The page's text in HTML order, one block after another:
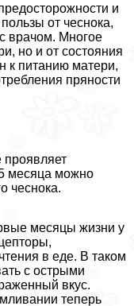
и
от чеснока,
врачом. Многое
но и от состояния
к питанию матери,
пряности
месяца можно
чеснока.
месяцы жизни у
в еде. В таком
с острыми
вкус.
теперь